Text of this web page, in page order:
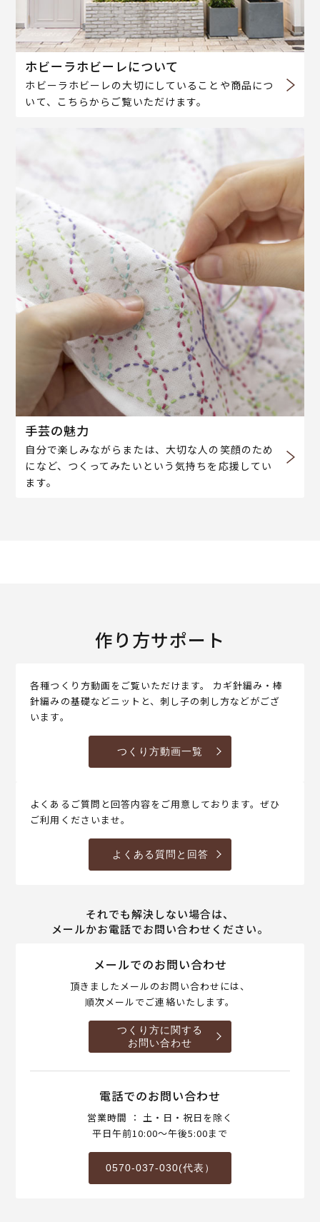
ホビーラホビーレについて
ホビーラホビーレの大切にしていることや商品につ
いて、こちらからご覧いただけます。
手芸の魅力
自分で楽しみながらまたは、大切な人の笑顔のため
になど、つくってみたいという気持ちを応援してい
ます。
作り方サポート
各種つくり方動画をご覧いただけます。 カギ針編み・棒
針編みの基礎などニットと、刺し子の刺し方などがござ
います。
つくり方動画一覧
よくあるご質問と回答内容をご用意しております。ぜひ
ご利用くださいませ。
よくある質問と回答
それでも解決しない場合は、
メールかお電話でお問い合わせください。
メールでのお問い合わせ
頂きましたメールのお問い合わせには、
順次メールでご連絡いたします。
つくり方に関する
お問い合わせ
電話でのお問い合わせ
営業時間 ： 土・日・祝日を除く
平日午前10:00～午後5:00まで
0570-037-030(代表）